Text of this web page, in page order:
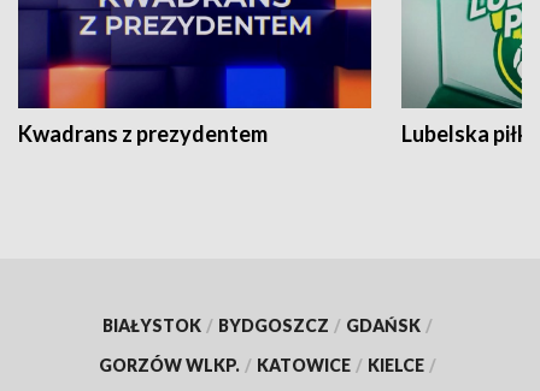
Kwadrans z prezydentem Lubelska piłka
BIAŁYSTOK / BYDGOSZCZ / GDAŃSK /
GORZÓW WLKP. / KATOWICE / KIELCE /